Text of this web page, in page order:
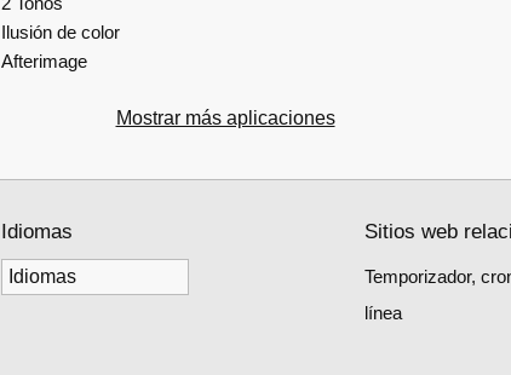
Ilusión de color
Afterimage
Mostrar más aplicaciones
Idiomas Sitios web
Temporizador,
línea